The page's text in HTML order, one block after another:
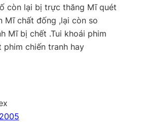
còn lại bị trực thăng Mĩ quét
Mĩ chất đống ,lại còn so
Mĩ bị chết .Tui khoái phim
phim chiến tranh hay